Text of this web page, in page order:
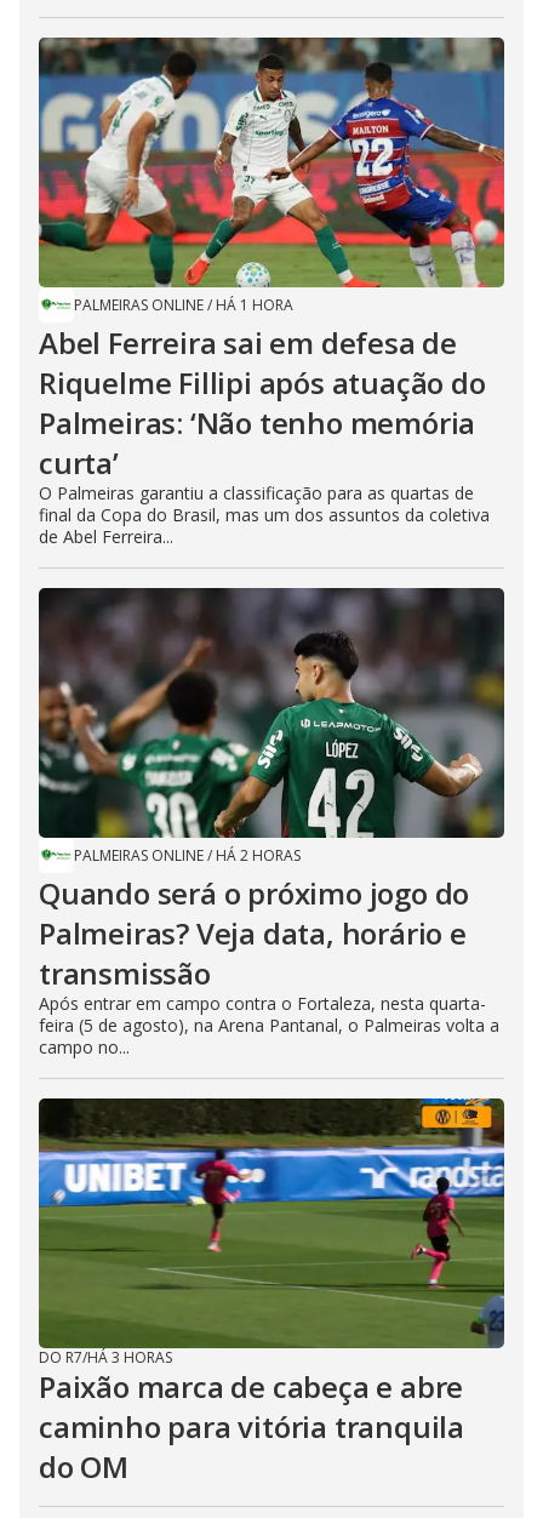
PALMEIRAS ONLINE/ HÁ 1 HORA
Abel Ferreira sai em defesa de
Riquelme Fillipi após atuação do
Palmeiras: ‘Não tenho memória
curta’
O Palmeiras garantiu a classificação para as quartas de
final da Copa do Brasil, mas um dos assuntos da coletiva
de Abel Ferreira...
PALMEIRAS ONLINE/ HÁ 2 HORAS
Quando será o próximo jogo do
Palmeiras? Veja data, horário e
transmissão
Após entrar em campo contra o Fortaleza, nesta quarta-
feira (5 de agosto), na Arena Pantanal, o Palmeiras volta a
campo no...
DO R7/HÁ 3 HORAS
Paixão marca de cabeça e abre
caminho para vitória tranquila
do OM